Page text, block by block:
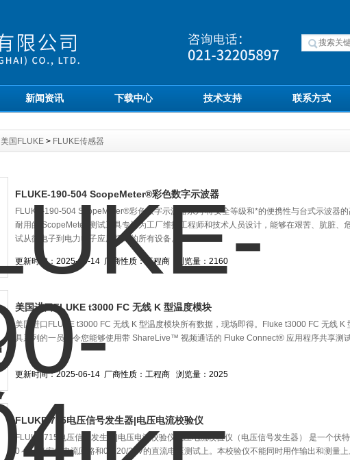
新闻资讯 下载中心 技术支持 联系方式
美国FLUKE > FLUKE传感器
FLUKE-190-504 ScopeMeter®彩色数字示波器
FLUKE-190-504 ScopeMeter®彩色数字示波器系列 将安全等级和*的便携性与台式示波器
耐用的 ScopeMeter 测试工具专门为工厂维护工程师和技术人员设计，能够在艰苦、肮脏、
试从微电子到电力电子应用领域的所有设备。
更新时间：2025-06-14 厂商性质：工程商 浏览量：2160
美国进口FLUKE t3000 FC 无线 K 型温度模块
美国进口FLUKE t3000 FC 无线 K 型温度模块所有数据，现场即得。Fluke t3000 FC 无线 K
具系列的一员，令您能够使用带 ShareLive™ 视频通话的 Fluke Connect® 应用程序共享测试
更新时间：2025-06-14 厂商性质：工程商 浏览量：2025
FLUKE 715电压信号发生器|电压电流校验仪
FLUKE 715电压信号发生器|电压电流校验仪电压电流校验仪（电压信号发生器） 是一个伏
0～24毫安的电流回路和0～20/25V的直流电压测试上。本校验仪不能同时用作输出和测量上